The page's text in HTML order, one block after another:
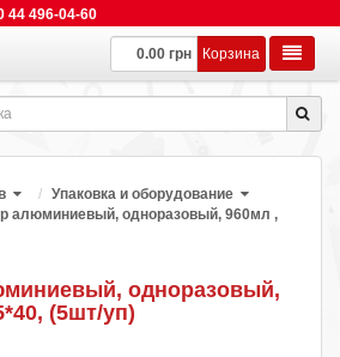
44 496-04-60
0.00 грн Корзина
Упаковка и оборудование
алюминиевый, одноразовый, 960мл ,
одноразовый,
(5шт/уп)